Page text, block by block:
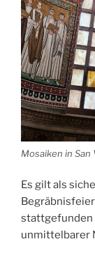
Mosaiken in San
Es gilt als
stattgefunden
unmittelbarer